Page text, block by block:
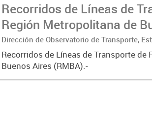
Recorridos de Líneas de
Región Metropolitana de
(RMBA)
Dirección de Observatorio de Transporte,
Recorridos de Líneas de Transporte de
Buenos Aires (RMBA).-